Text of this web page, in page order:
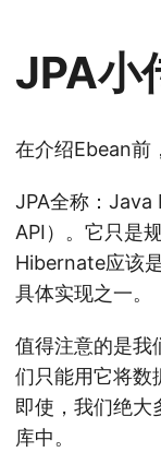
JPA小
在介绍Ebean前
JPA全称：Java
API）。它只是
Hibernate应该
具体实现之一。
值得注意的是我
们只能用它将数
即使，我们绝大
库中。